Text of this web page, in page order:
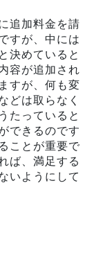
追加料金を請
すが、中には
決めていると
容が追加され
すが、何も変
どは取らなく
たっていると
できるのです
ことが重要で
ば、満足する
いようにして